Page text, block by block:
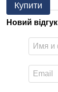
Купити
Новий